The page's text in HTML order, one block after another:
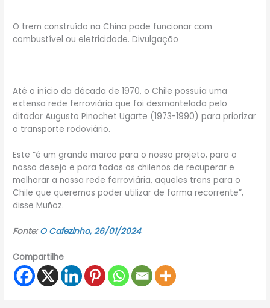
O trem construído na China pode funcionar com
combustível ou eletricidade. Divulgação
Até o início da década de 1970, o Chile possuía uma
extensa rede ferroviária que foi desmantelada pelo
ditador Augusto Pinochet Ugarte (1973-1990) para priorizar
o transporte rodoviário.
Este “é um grande marco para o nosso projeto, para o
nosso desejo e para todos os chilenos de recuperar e
melhorar a nossa rede ferroviária, aqueles trens para o
Chile que queremos poder utilizar de forma recorrente”,
disse Muñoz.
Fonte:O Cafezinho, 26/01/2024
Compartilhe